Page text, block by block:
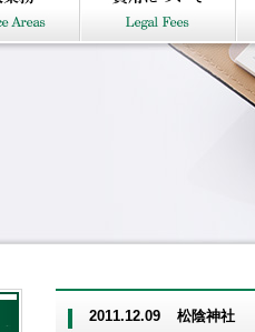
2011.12.09 松陰神社